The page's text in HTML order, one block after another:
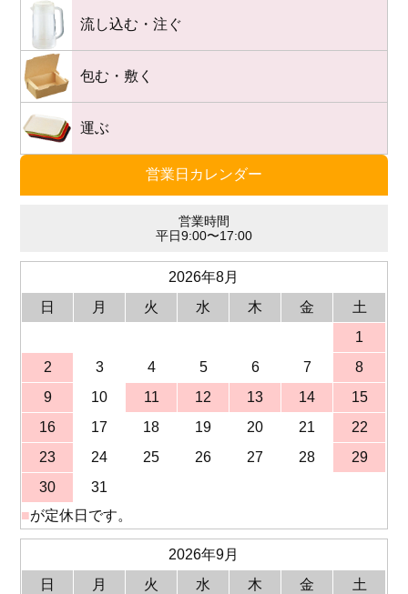
営業日カレンダー
営業時間
平日9:00〜17:00
2026年8月
日
月 火 水 木 金
土
1
2
3 4 5 6 7
8
9
10 11 12 13 14
15
16
17 18 19 20 21
22
23
24 25 26 27 28
29
30
31
■が定休日です。
2026年9月
日
月 火 水 木 金
土
流し込む・注ぐ
包む・敷く
運ぶ